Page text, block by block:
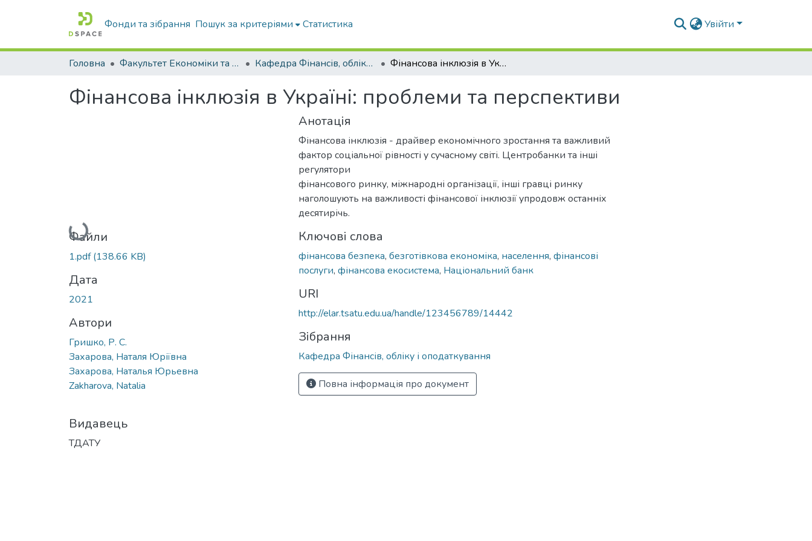
Фонди та зібрання Пошук за критеріями Статистика Увійти
Головна Факультет Економіки та бізнесу Кафедра Фінансів, обліку і оподаткування Фінансова інклюзія в Україні: проблеми та перспективи
Фінансова інклюзія в Україні: проблеми та перспективи
Вантажиться...
Файли
1.pdf(138.66 KB)
Дата
2021
Автори
Гришко, Р. С.
Захарова, Наталя Юріївна
Захарова, Наталья Юрьевна
Zakharova, Natalia
Видавець
ТДАТУ
Анотація
Фінансова інклюзія - драйвер економічного зростання та важливий
фактор соціальної рівності у сучасному світі. Центробанки та інші
регулятори
фінансового ринку, міжнародні організації, інші гравці ринку
наголошують на важливості фінансової інклюзії упродовж останніх
десятирічь.
Ключові слова
фінансова безпека, безготівкова економіка, населення, фінансові
послуги, фінансова екосистема, Національний банк
URI
http://elar.tsatu.edu.ua/handle/123456789/14442
Зібрання
Кафедра Фінансів, обліку і оподаткування
Повна інформація про документ